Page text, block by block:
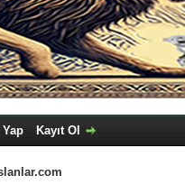
Kayıt Ol